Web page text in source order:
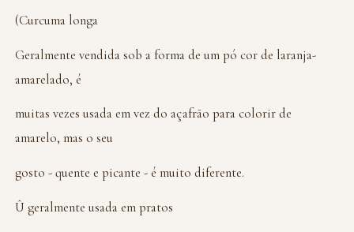
(Curcuma longa
Geralmente vendida sob a forma de um pó cor de laranja-
amarelado, é
muitas vezes usada em vez do açafrão para colorir de
amarelo, mas o seu
gosto - quente e picante - é muito diferente.
Û geralmente usada em pratos